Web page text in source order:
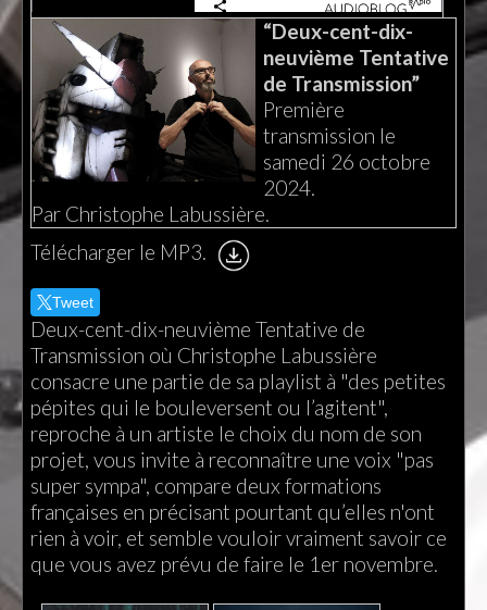
“Deux-cent-dix-
neuvième Tentative
de Transmission”
Première
transmission le
samedi 26 octobre
2024.
Par Christophe Labussière.
Télécharger le MP3.
Tweet
Deux-cent-dix-neuvième Tentative de
Transmission où Christophe Labussière
consacre une partie de sa playlist à "des petites
pépites qui le bouleversent ou l’agitent",
reproche à un artiste le choix du nom de son
projet, vous invite à reconnaître une voix "pas
super sympa", compare deux formations
françaises en précisant pourtant qu’elles n'ont
rien à voir, et semble vouloir vraiment savoir ce
que vous avez prévu de faire le 1er novembre.